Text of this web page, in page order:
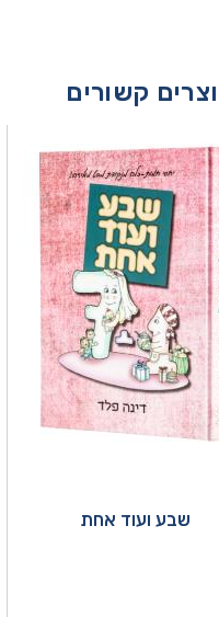
קשורים
שבע ועוד אחת